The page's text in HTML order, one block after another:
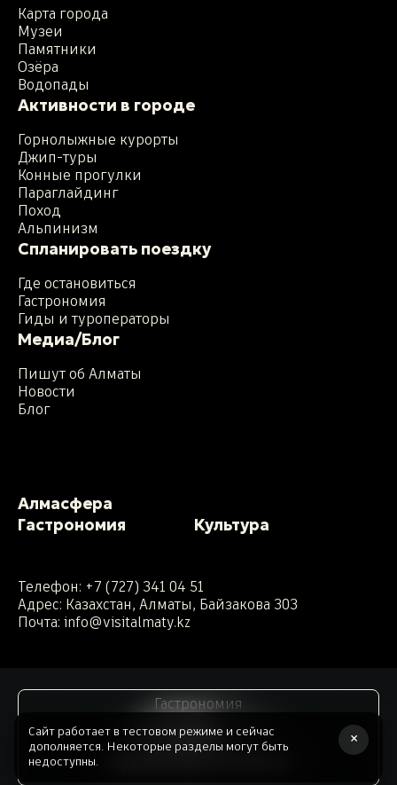
Карта города
Музеи
Памятники
Озёра
Водопады
Активности в городе
Горнолыжные курорты
Джип-туры
Конные прогулки
Параглайдинг
Поход
Альпинизм
Спланировать поездку
Где остановиться
Гастрономия
Гиды и туроператоры
Медиа/Блог
Пишут об Алматы
Новости
Блог
Алмасфера
Гастрономия
Культура
Телефон: +7 (727) 341 04 51
Адрес: Казахстан, Алматы, Байзакова 303
Почта: info@visitalmaty.kz
Сделано командой ATB. 2026 год.
Гастрономия
Сайт работает в тестовом режиме и сейчас
дополняется. Некоторые разделы могут быть
недоступны.
×